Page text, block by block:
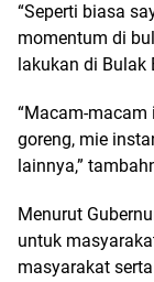
“Seperti biasa
momentum di
lakukan di Bulak
“Macam-
goreng, mie
lainnya,”
Menurut
untuk
masyarakat